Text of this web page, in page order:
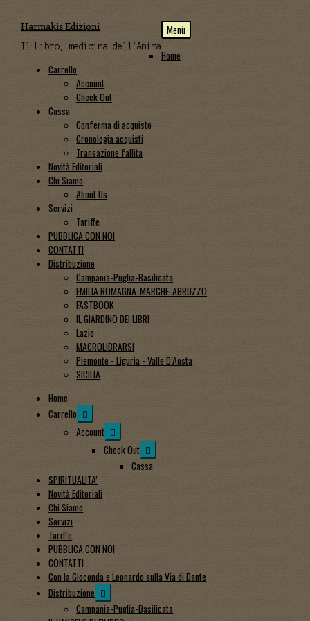
Vai
alla
navigazione
Vai
al
contenuto
Harmakis Edizioni
Il Libro, medicina dell'Anima
Menù
Home
Carrello
Account
Check Out
Cassa
Conferma di acquisto
Cronologia acquisti
Transazione fallita
Novità Editoriali
Chi Siamo
About Us
Servizi
Tariffe
PUBBLICA CON NOI
CONTATTI
Distribuzione
Campania-Puglia-Basilicata
EMILIA ROMAGNA-MARCHE-ABRUZZO
FASTBOOK
IL GIARDINO DEI LIBRI
Lazio
MACROLIBRARSI
Piemonte - Liguria - Valle D’Aosta
SICILIA
Home
Carrello Expand
child
menu
Account Expand
child
menu
Check Out Expand
child
Cassa
SPIRITUALITA’
Novità Editoriali
Chi Siamo
Servizi
Tariffe
PUBBLICA CON NOI
CONTATTI
Con la Gioconda e Leonardo sulla Via di Dante
Distribuzione Expand
child
Campania-Puglia-Basilicata